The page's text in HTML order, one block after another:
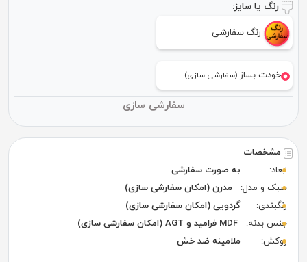
مشخصات
ابعاد:
به صورت سفارشی
سبک و مدل:
مدرن (امکان سفارشی سازی)
رنگبندی:
گردویی (امکان سفارشی سازی)
جنس بدنه:
MDF فرامید و AGT (امکان سفارشی سازی)
روکش:
ملامینه ضد خش
رنگ یا سایز:
رنگ سفارشی
خودت بساز(سفارشی سازی)
سفارشی سازی